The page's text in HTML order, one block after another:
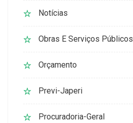
Notícias
Obras E Serviços Públicos
Orçamento
Previ-Japeri
Procuradoria-Geral